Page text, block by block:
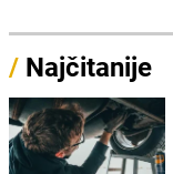
/ Najčitanije